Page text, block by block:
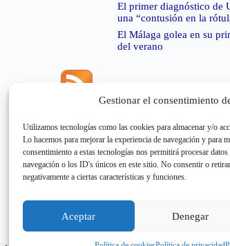
Gestionar el consentimiento
Utilizamos tecnologías como las cookies para almacenar y/o
Lo hacemos para mejorar la experiencia de navegación y para
consentimiento a estas tecnologías nos permitirá procesar
navegación o los ID's únicos en este sitio. No consentir o
negativamente a ciertas características y funciones.
Aceptar Denegar
El primer diagnóstico de
una “contusión en la
El Málaga golea en su
del verano
Error de RSS:Retrieved
"404"